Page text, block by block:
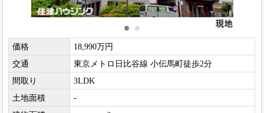
価格
18,990万円
交通
東京メトロ日比谷線 小伝馬町徒歩2分
間取り
3LDK
土地面積
-